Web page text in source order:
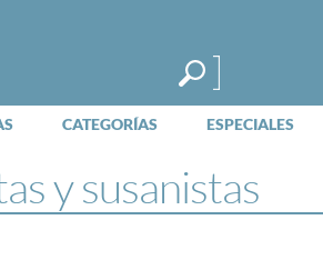
CATEGORÍAS ESPECIALES
y susanistas